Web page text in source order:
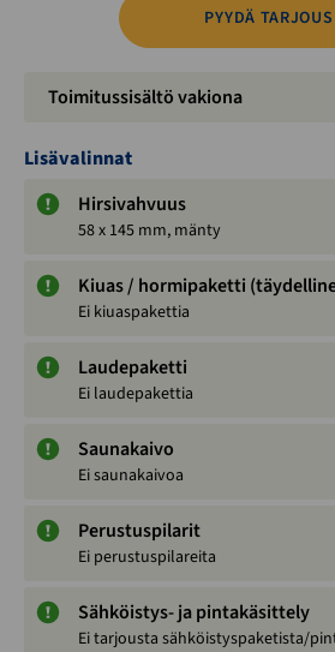
PYYDÄ TARJOUS
Toimitussisältö vakiona
Lisävalinnat
Hirsivahvuus
58 x 145 mm, mänty
Kiuas / hormipaketti
Ei kiuaspakettia
Laudepaketti
Ei laudepakettia
Saunakaivo
Ei saunakaivoa
Perustuspilarit
Ei perustuspilareita
Sähköistys- ja pintakäsittely
Ei tarjousta sähköistyspaketista/